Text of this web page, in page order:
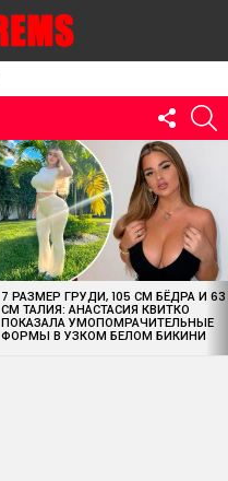
US
7 РАЗМЕР ГРУДИ, 105 СМ БЁДРА И 63
СМ ТАЛИЯ: АНАСТАСИЯ КВИТКО
ПОКАЗАЛА УМОПОМРАЧИТЕЛЬНЫЕ
ФОРМЫ В УЗКОМ БЕЛОМ БИКИНИ